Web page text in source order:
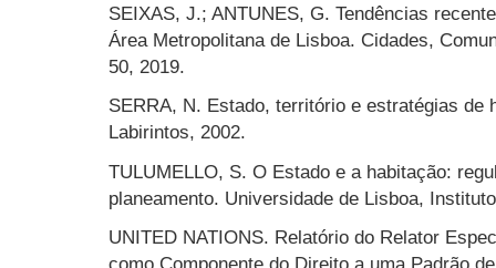
SEIXAS, J.; ANTUNES, G. Tendências
Área Metropolitana de Lisboa. Cidades,
50, 2019.
SERRA, N. Estado, território e estratégias de
Labirintos, 2002.
TULUMELLO, S. O Estado e a habitação:
planeamento. Universidade de Lisboa,
UNITED NATIONS. Relatório do Relator
como Componente do Direito a uma Padrão